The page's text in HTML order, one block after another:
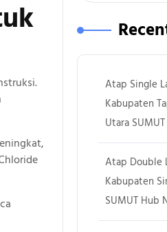
Atap Single
Kabupaten
Utara
Atap Double
Kabupaten
SUMUT Hub